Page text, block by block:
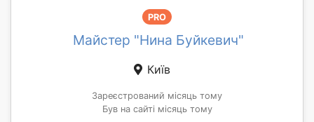
PRO
Майстер "Нина Буйкевич"
Київ
Зареєстрований місяць тому
Був на сайті місяць тому